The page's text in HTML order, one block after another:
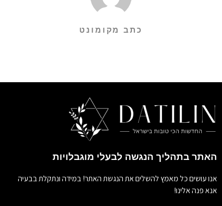
כתב מקומונט
האתר בתהליך הנגשה לבעלי מוגבלויות
אנו עושים כל מאמץ להשלים את הנגשת האתר! במידה ונתקלת בבעיה
אנא פנה אלינו!